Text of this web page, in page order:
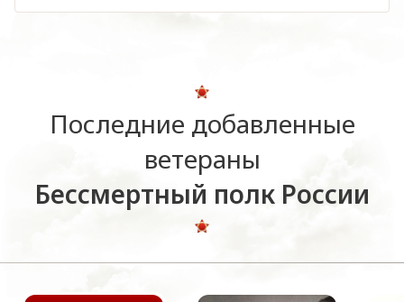
Последние добавленные
ветераны
Бессмертный полк России